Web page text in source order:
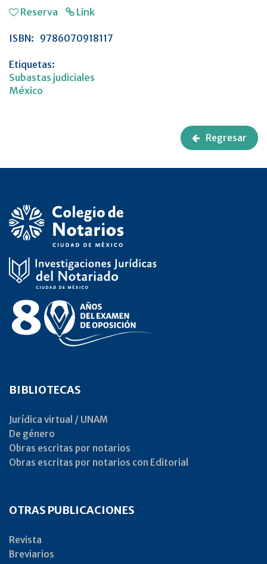
Reserva
Link
ISBN: 9786070918117
Etiquetas:
Subastas judiciales
México
Regresar
BIBLIOTECAS
Jurídica virtual / UNAM
De género
Obras escritas por notarios
Obras escritas por notarios con Editorial
OTRAS PUBLICACIONES
Revista
Breviarios